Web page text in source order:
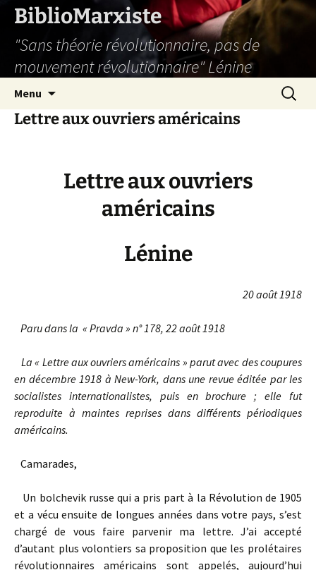
Aller
contenu
BiblioMarxiste
"Sans théorie révolutionnaire, pas de
mouvement révolutionnaire" Lénine
Menu
Lettre aux ouvriers américains
Lettre aux ouvriers
américains
Lénine
20 août 1918
Paru dans la « Pravda » n° 178, 22 août 1918
La « Lettre aux ouvriers américains » parut avec des coupures
en décembre 1918 à New-York, dans une revue éditée par les
socialistes internationalistes, puis en brochure ; elle fut
reproduite à maintes reprises dans différents périodiques
américains.
Camarades,
Un bolchevik russe qui a pris part à la Révolution de 1905
et a vécu ensuite de longues années dans votre pays, s’est
chargé de vous faire parvenir ma lettre. J’ai accepté
d’autant plus volontiers sa proposition que les prolétaires
révolutionnaires américains sont appelés, aujourd’hui